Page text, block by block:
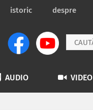
istoric despre
AUDIO VIDEO